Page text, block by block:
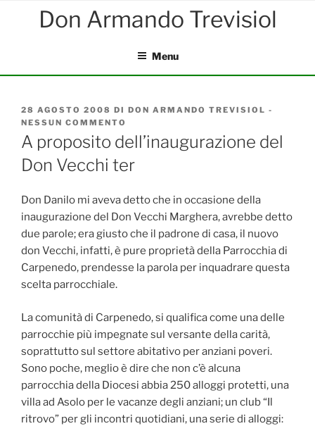
Menu
PUBBLICATO
IL
28 AGOSTO 2008 DI DON ARMANDO TREVISIOL -
NESSUN COMMENTO
PROPOSITO
DELL’INAUGURAZIONE
DEL
VECCHI
TER
A proposito dell’inaugurazione del
Don Vecchi ter
Don Danilo mi aveva detto che in occasione della
inaugurazione del Don Vecchi Marghera, avrebbe detto
due parole; era giusto che il padrone di casa, il nuovo
don Vecchi, infatti, è pure proprietà della Parrocchia di
Carpenedo, prendesse la parola per inquadrare questa
scelta parrocchiale.
La comunità di Carpenedo, si qualifica come una delle
parrocchie più impegnate sul versante della carità,
soprattutto sul settore abitativo per anziani poveri.
Sono poche, meglio è dire che non c’è alcuna
parrocchia della Diocesi abbia 250 alloggi protetti, una
villa ad Asolo per le vacanze degli anziani; un club “Il
ritrovo” per gli incontri quotidiani, una serie di alloggi: